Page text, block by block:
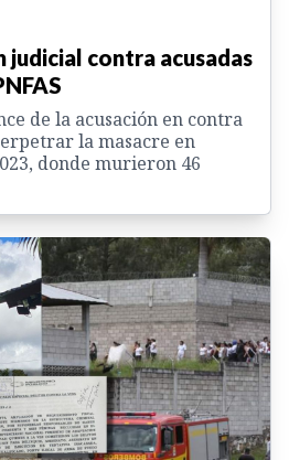
contra acusadas
de la acusación en contra
la masacre en
donde murieron 46